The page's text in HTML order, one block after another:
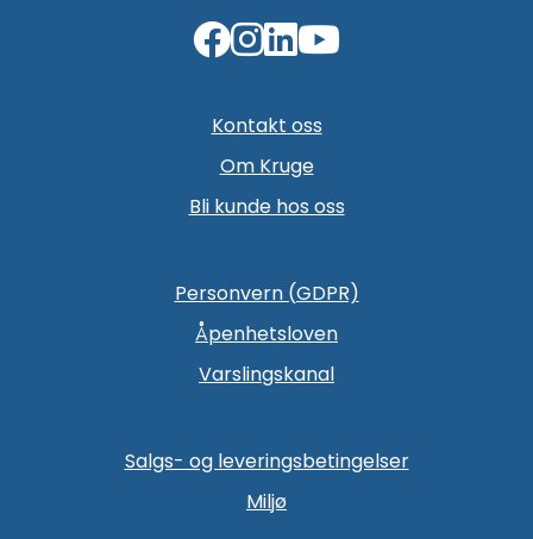
Kontakt oss
Om Kruge
Bli kunde hos oss
Personvern (GDPR)
Åpenhetsloven
Varslingskanal
Salgs- og leveringsbetingelser
Miljø